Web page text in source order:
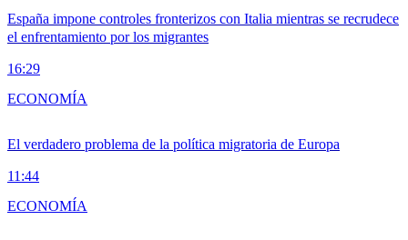
España impone controles fronterizos con Italia mientras se recrudece
el enfrentamiento por los migrantes
16:29
El verdadero problema de la política migratoria de Europa
11:44
ECONOMÍA
ECONOMÍA